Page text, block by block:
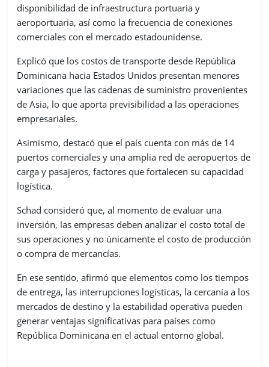
disponibilidad de infraestructura portuaria y
aeroportuaria, así como la frecuencia de conexiones
comerciales con el mercado estadounidense.
Explicó que los costos de transporte desde República
Dominicana hacia Estados Unidos presentan menores
variaciones que las cadenas de suministro provenientes
de Asia, lo que aporta previsibilidad a las operaciones
empresariales.
Asimismo, destacó que el país cuenta con más de 14
puertos comerciales y una amplia red de aeropuertos de
carga y pasajeros, factores que fortalecen su capacidad
logística.
Schad consideró que, al momento de evaluar una
inversión, las empresas deben analizar el costo total de
sus operaciones y no únicamente el costo de producción
o compra de mercancías.
En ese sentido, afirmó que elementos como los tiempos
de entrega, las interrupciones logísticas, la cercanía a los
mercados de destino y la estabilidad operativa pueden
generar ventajas significativas para países como
República Dominicana en el actual entorno global.